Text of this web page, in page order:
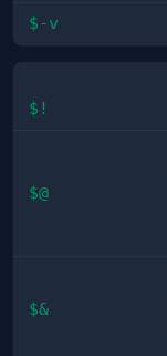
$-v
$!
$@
$&